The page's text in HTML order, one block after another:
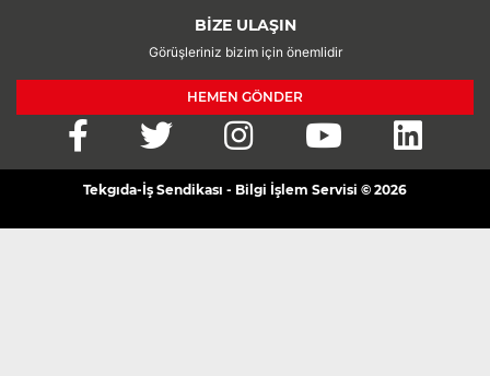
BİZE ULAŞIN
Görüşleriniz bizim için önemlidir
HEMEN GÖNDER
Tekgıda-İş Sendikası - Bilgi İşlem Servisi © 2026